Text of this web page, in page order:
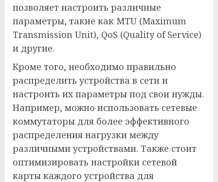
позволяет настроить различные
параметры, такие как MTU (Maximum
Transmission Unit), QoS (Quality of Service)
и другие.
Кроме того, необходимо правильно
распределить устройства в сети и
настроить их параметры под свои нужды.
Например, можно использовать сетевые
коммутаторы для более эффективного
распределения нагрузки между
различными устройствами. Также стоит
оптимизировать настройки сетевой
карты каждого устройства для